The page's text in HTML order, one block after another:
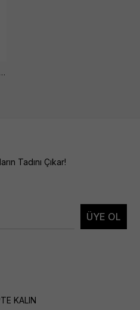
Ao1671 Tech Traıl Utılıty Erkek Si̇yah Ti̇şört
Tadını Çıkar!
ÜYE OL
KALIN